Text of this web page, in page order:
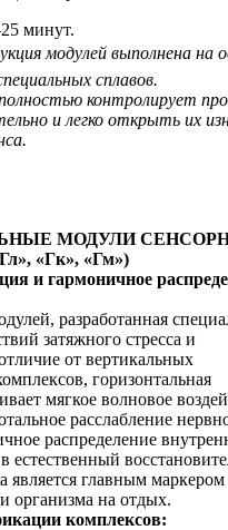
минут.
модулей выполнена на
сплавов.
контролирует
и легко открыть их
МОДУЛИ
«Гк», «Гм»)
и гармоничное
разработанная
затяжного стресса и
от вертикальных
горизонтальная
мягкое волновое
расслабление
распределение
естественный
является главным маркером
организма на отдых.
комплексов: